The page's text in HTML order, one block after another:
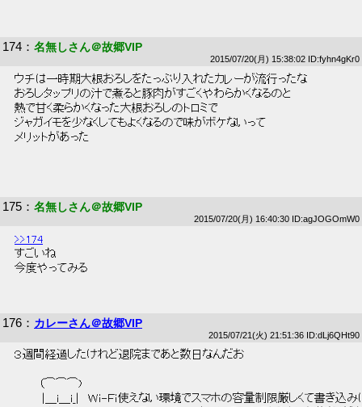
174 ： 名無しさん＠故郷VIP
2015/07/20(月) 15:38:02 ID:fyhn4gKr0
ウチは一時期大根おろしをたっぷり入れたカレーが流行ったな
おろしタップリの汁で煮ると豚肉がすごくやわらかくなるのと
熱で甘く柔らかくなった大根おろしのトロミで
ジャガイモを少なくしてもよくなるので味がボケないって
メリットがあった
175 ： 名無しさん＠故郷VIP
2015/07/20(月) 16:40:30 ID:agJOGOmW0
>>174
すごいね
今度やってみる
176 ： カレーさん＠故郷VIP
2015/07/21(火) 21:51:36 ID:dLj6QHt90
３週間経過したけれど退院まであと数日なんだお
（⌒⌒⌒)
|＿i＿i_|　Ｗｉ-Ｆｉ使えない環境でスマホの容量制限厳しくて書き込